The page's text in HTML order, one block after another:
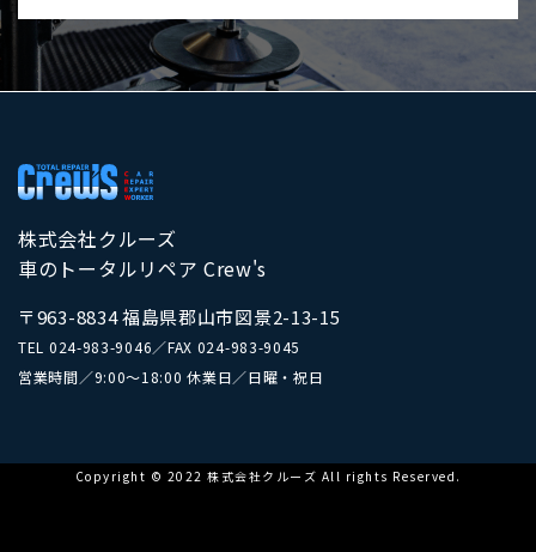
株式会社クルーズ
車のトータルリペア Crew's
〒963-8834 福島県郡山市図景2-13-15
TEL 024-983-9046／FAX 024-983-9045
営業時間／9:00～18:00 休業日／日曜・祝日
Copyright © 2022 株式会社クルーズ All rights Reserved.